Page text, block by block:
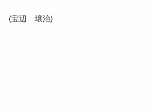
(宝辺　壌治)